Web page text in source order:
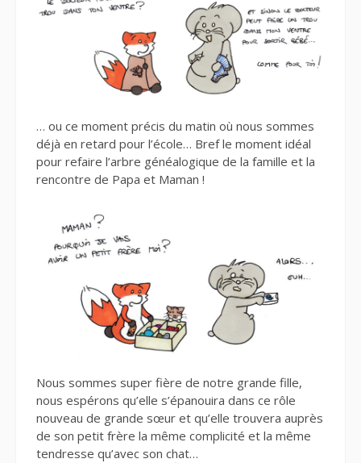
… ou ce moment précis du matin où nous sommes
déjà en retard pour l’école… Bref le moment idéal
pour refaire l’arbre généalogique de la famille et la
rencontre de Papa et Maman !
Nous sommes super fière de notre grande fille,
nous espérons qu’elle s’épanouira dans ce rôle
nouveau de grande sœur et qu’elle trouvera auprès
de son petit frère la même complicité et la même
tendresse qu’avec son chat…